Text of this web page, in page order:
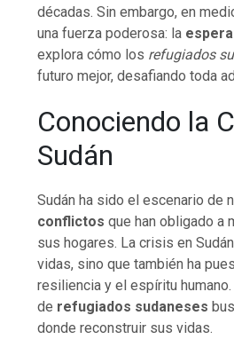
décadas. Sin embargo, en
una fuerza poderosa: la
explora cómo los refugiados
futuro mejor, desafiando toda
Conociendo la
Sudán
Sudán ha sido el escenario de
conflictos que han obligado a
sus hogares. La crisis en
vidas, sino que también ha
resiliencia y el espíritu
de refugiados sudaneses
donde reconstruir sus vidas.